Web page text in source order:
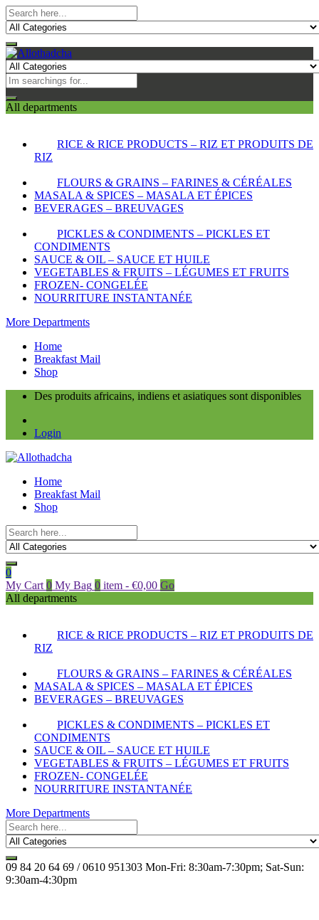
All departments
RICE & RICE PRODUCTS – RIZ ET PRODUITS DE
RIZ
FLOURS & GRAINS – FARINES & CÉRÉALES
MASALA & SPICES – MASALA ET ÉPICES
BEVERAGES – BREUVAGES
PICKLES & CONDIMENTS – PICKLES ET
CONDIMENTS
SAUCE & OIL – SAUCE ET HUILE
VEGETABLES & FRUITS – LÉGUMES ET FRUITS
FROZEN- CONGELÉE
NOURRITURE INSTANTANÉE
More Departments
Home
Breakfast Mail
Shop
Des produits africains, indiens et asiatiques sont disponibles
Login
Home
Breakfast Mail
Shop
0
My Cart 0 My Bag 0 item - €0,00 Go
All departments
RICE & RICE PRODUCTS – RIZ ET PRODUITS DE
RIZ
FLOURS & GRAINS – FARINES & CÉRÉALES
MASALA & SPICES – MASALA ET ÉPICES
BEVERAGES – BREUVAGES
PICKLES & CONDIMENTS – PICKLES ET
CONDIMENTS
SAUCE & OIL – SAUCE ET HUILE
VEGETABLES & FRUITS – LÉGUMES ET FRUITS
FROZEN- CONGELÉE
NOURRITURE INSTANTANÉE
More Departments
09 84 20 64 69 / 0610 951303 Mon-Fri: 8:30am-7:30pm; Sat-Sun:
9:30am-4:30pm